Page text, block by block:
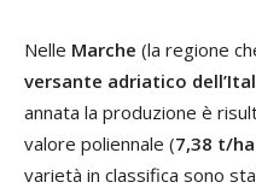
Nelle Marche (la regione
versante adriatico
annata la produzione è
valore poliennale (7,38 t/ha
varietà in classifica sono